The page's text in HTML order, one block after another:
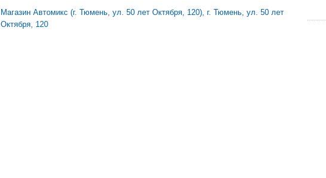
Магазин Автомикс (г. Тюмень, ул. 50 лет Октября, 120), г. Тюмень, ул. 50 лет
Октября, 120